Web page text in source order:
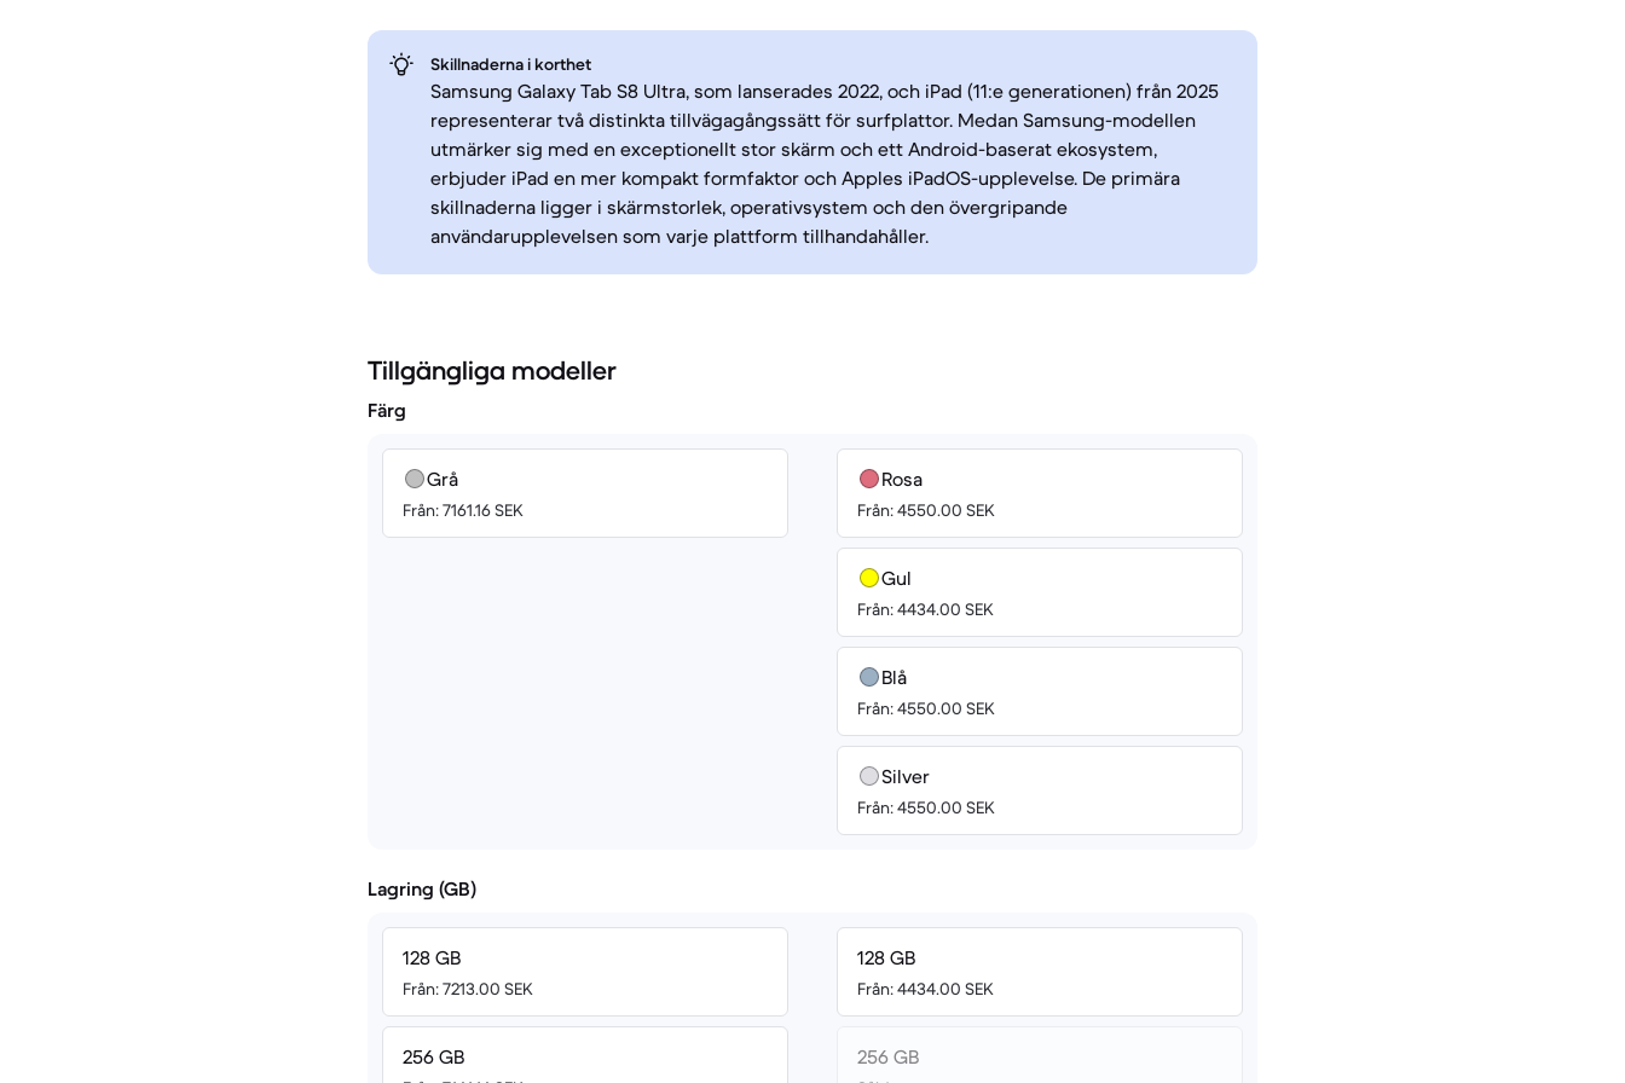
Skillnaderna i korthet
Samsung Galaxy Tab S8 Ultra, som lanserades 2022, och iPad (11:e generationen) från 2025
representerar två distinkta tillvägagångssätt för surfplattor. Medan Samsung-modellen
utmärker sig med en exceptionellt stor skärm och ett Android-baserat ekosystem,
erbjuder iPad en mer kompakt formfaktor och Apples iPadOS-upplevelse. De primära
skillnaderna ligger i skärmstorlek, operativsystem och den övergripande
användarupplevelsen som varje plattform tillhandahåller.
Tillgängliga modeller
Färg
Grå
Från: 7161.16 SEK
Rosa
Från: 4550.00 SEK
Gul
Från: 4434.00 SEK
Blå
Från: 4550.00 SEK
Silver
Från: 4550.00 SEK
Lagring (GB)
128 GB
Från: 7213.00 SEK
256 GB
128 GB
Från: 4434.00 SEK
256 GB